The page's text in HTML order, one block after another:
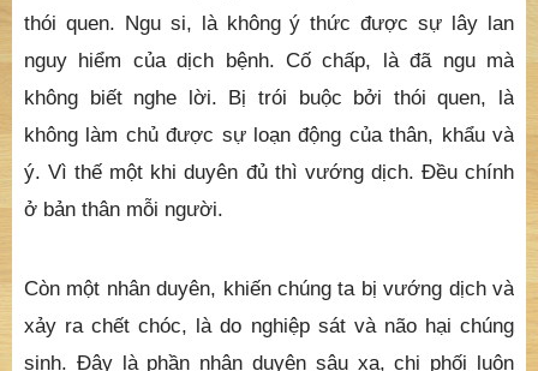
thói quen. Ngu si, là không ý thức được sự lây lan
nguy hiểm của dịch bệnh. Cố chấp, là đã ngu mà
không biết nghe lời. Bị trói buộc bởi thói quen, là
không làm chủ được sự loạn động của thân, khẩu và
ý. Vì thế một khi duyên đủ thì vướng dịch. Đều chính
ở bản thân mỗi người.
Còn một nhân duyên, khiến chúng ta bị vướng dịch và
xảy ra chết chóc, là do nghiệp sát và não hại chúng
sinh. Đây là phần nhân duyên sâu xa, chi phối luôn